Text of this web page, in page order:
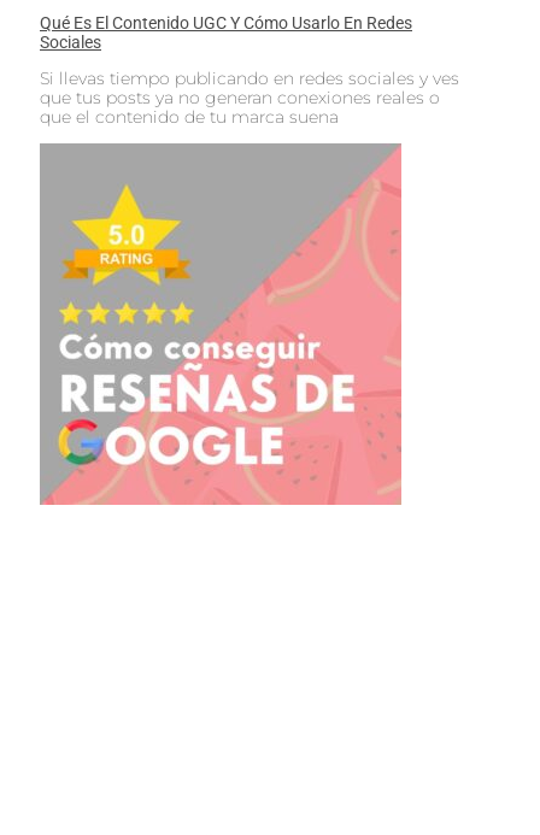
Qué Es El Contenido UGC Y Cómo Usarlo En Redes
Sociales
Si llevas tiempo publicando en redes sociales y ves
que tus posts ya no generan conexiones reales o
que el contenido de tu marca suena